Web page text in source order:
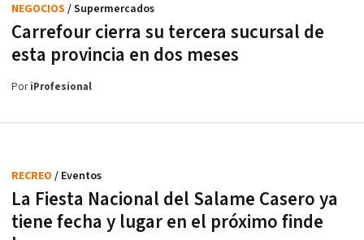
Carrefour cierra su tercera sucursal de
esta provincia en dos meses
NEGOCIOS / Supermercados
PoriProfesional
La Fiesta Nacional del Salame Casero ya
tiene fecha y lugar en el próximo finde
RECREO / Eventos